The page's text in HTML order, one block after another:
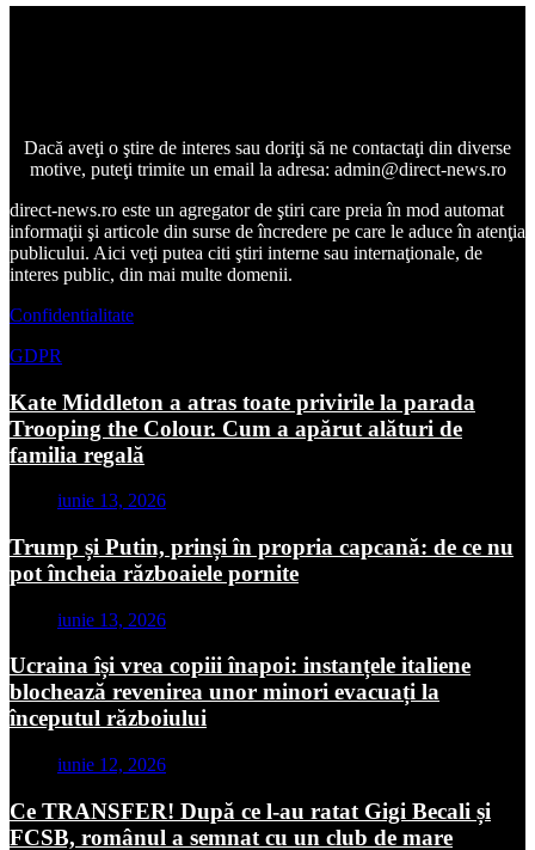
Dacă aveţi o ştire de interes sau doriţi să ne contactaţi din diverse
motive, puteţi trimite un email la adresa: admin@direct-news.ro
direct-news.ro este un agregator de ştiri care preia în mod automat
informaţii şi articole din surse de încredere pe care le aduce în atenţia
publicului. Aici veţi putea citi ştiri interne sau internaţionale, de
interes public, din mai multe domenii.
Confidentialitate
GDPR
Kate Middleton a atras toate privirile la parada
Trooping the Colour. Cum a apărut alături de
familia regală
iunie 13, 2026
Trump și Putin, prinși în propria capcană: de ce nu
pot încheia războaiele pornite
iunie 13, 2026
Ucraina își vrea copiii înapoi: instanțele italiene
blochează revenirea unor minori evacuați la
începutul războiului
iunie 12, 2026
Ce TRANSFER! După ce l-au ratat Gigi Becali și
FCSB, românul a semnat cu un club de mare